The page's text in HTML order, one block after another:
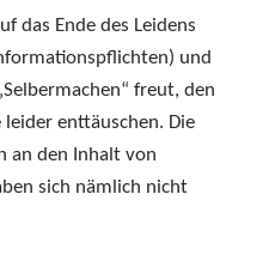
das Ende des Leidens
und
freut, den
enttäuschen. Die
an den Inhalt von
sich nämlich nicht